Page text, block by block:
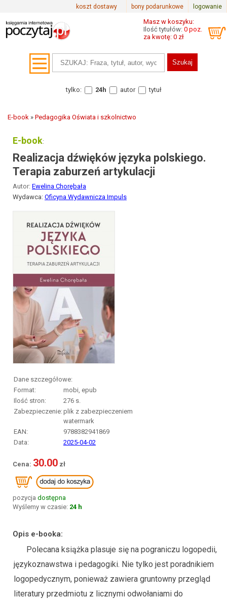
logowanie
bony podarunkowe
koszt dostawy
Masz w koszyku:
Ilość tytułów: 0 poz.
za kwotę: 0 zł
tylko: 24h autor tytuł
E-book » Pedagogika Oświata i szkolnictwo
E-book:
Realizacja dźwięków języka polskiego.
Terapia zaburzeń artykulacji
Autor: Ewelina Chorębała
Wydawca: Oficyna Wydawnicza Impuls
Dane szczegółowe:
Format:
mobi, epub
Ilość stron:
276 s.
Zabezpieczenie: plik z zabezpieczeniem
watermark
EAN:
9788382941869
Data:
2025-04-02
30.00
pozycja dostępna
Wyślemy w czasie: 24 h
Opis e-booka:
Polecana książka plasuje się na pograniczu logopedii,
językoznawstwa i pedagogiki. Nie tylko jest poradnikiem
logopedycznym, ponieważ zawiera gruntowny przegląd
literatury przedmiotu z licznymi odwołaniami do